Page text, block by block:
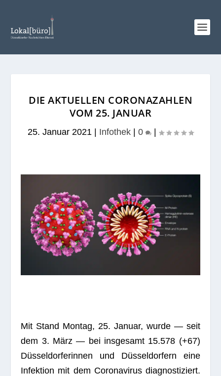
DIE AKTUELLEN CORONAZAHLEN
VOM 25. JANUAR
25. Januar 2021 Infothek 0
Mit Stand Mon­tag, 25. Januar, wurde — seit
dem 3. März — bei ins­ge­samt 15.578 (+67)
Düs­sel­dor­fe­rin­nen und Düs­sel­dor­fern eine
Infek­tion mit dem Coro­na­vi­rus dia­gnos­ti­ziert.